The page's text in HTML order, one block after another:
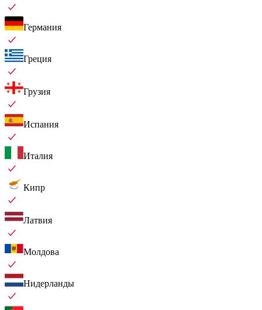
Германия
Греция
Грузия
Испания
Италия
Кипр
Латвия
Молдова
Нидерланды